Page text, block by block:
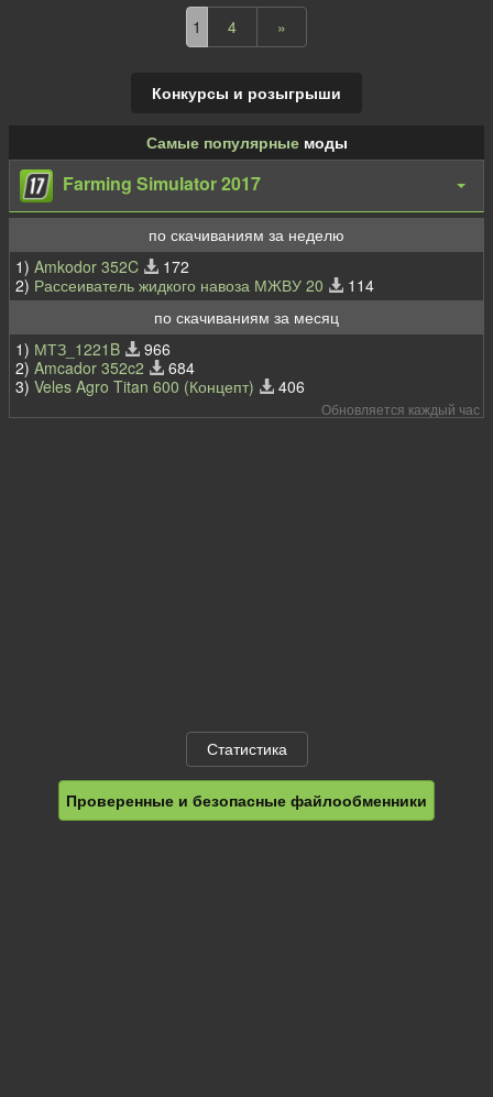
1 4 »
Конкурсы и розыгрыши
Самые популярныемоды
Farming Simulator 2017
по скачиваниям за неделю
1) Amkodor 352C
172
2) Рассеиватель жидкого навоза МЖВУ 20
114
по скачиваниям за месяц
1) МТЗ_1221B
966
2) Amcador 352c2
684
3) Veles Agro Titan 600 (Концепт) 406
Обновляется каждый час
Статистика
Проверенные и безопасные файлообменники